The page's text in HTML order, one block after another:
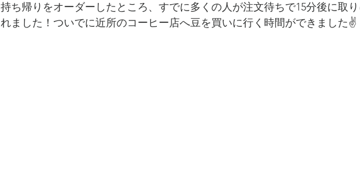
持ち帰りをオーダーしたところ、すでに多くの人が注文待ちで15分後に取
れました！ついでに近所のコーヒー店へ豆を買いに行く時間ができました✌️